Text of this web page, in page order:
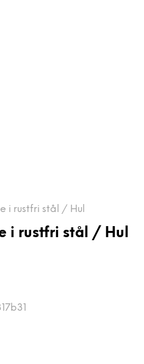
i rustfri stål / Hul
i rustfri stål / Hul